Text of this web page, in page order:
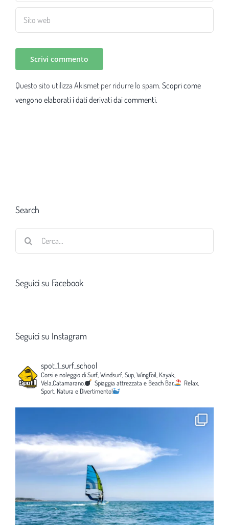
Questo sito utilizza Akismet per ridurre lo spam. Scopri come
vengono elaborati i dati derivati dai commenti.
Search
Seguici su Facebook
Seguici su Instagram
spot_1_surf_school
Corsi e noleggio di Surf, Windsurf, Sup, WingFoil, Kayak,
Vela,Catamarano.
Spiaggia attrezzata e Beach Bar.
Relax,
Sport, Natura e Divertimento!